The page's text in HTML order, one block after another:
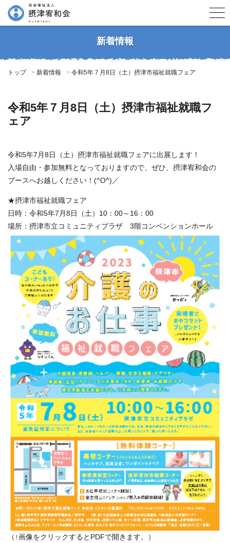
新着情報
トップ 新着情報 令和5年７月8日（土）摂津市福祉就職フェア
令和5年７月8日（土）摂津市福祉就職フ
ェア
令和5年7月8日（土）摂津市福祉就職フェアに出展します！
入場自由・参加無料となっておりますので、ぜひ、摂津宥和会の
ブースへお越しください！(^O^)／
★摂津市福祉就職フェア
日時：令和5年7月8日（土）10：00～16：00
場所：摂津市立コミュニティプラザ 3階コンベンションホール
（↑画像をクリックするとPDFで開きます。）